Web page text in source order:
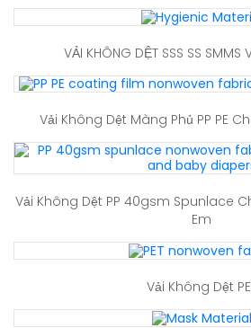
VẢI KHÔNG DỆT SSS SS SMMS
Vải Không Dệt Màng Phủ PP PE
Vải Không Dệt PP 40gsm Spunlace
Em
Vải Không Dệt